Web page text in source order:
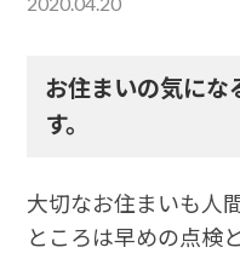
お住まいの気にな
す。
大切なお住まいも人
ところは早めの点検